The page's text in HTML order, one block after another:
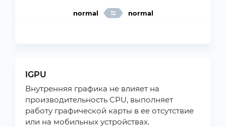
normal normal
IGPU
Внутренняя графика не влияет на
производительность CPU, выполняет
работу графической карты в ее отсутствие
или на мобильных устройствах.